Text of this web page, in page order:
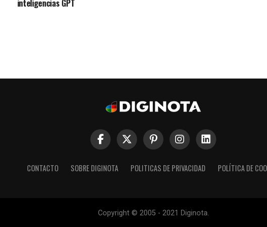
inteligencias GPT
CONTACTO SOBRE DIGINOTA POLITICAS DE PRIVACIDAD POLÍTICA DE
Copyright © 2005 - 2021 Diginota.